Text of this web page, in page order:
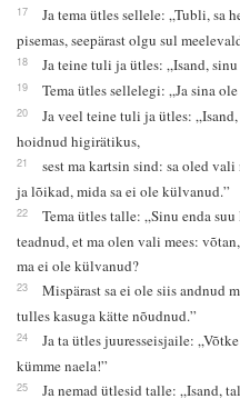
17
Ja tema ütles sellele: „Tubli, sa
pisemas, seepärast olgu sul
18 Ja teine tuli ja ütles: „Isand,
19 Tema ütles sellelegi: „Ja sina
20
Ja veel teine tuli ja ütles:
hoidnud higirätikus,
21
sest ma kartsin sind: sa oled
ja lõikad, mida sa ei ole külvanud.”
22
Tema ütles talle: „Sinu enda
teadnud, et ma olen vali mees:
ma ei ole külvanud?
23
Mispärast sa ei ole siis andnud
tulles kasuga kätte nõudnud.”
24
Ja ta ütles juuresseisjaile:
kümme naela!”
25 Ja nemad ütlesid talle: „Isand,